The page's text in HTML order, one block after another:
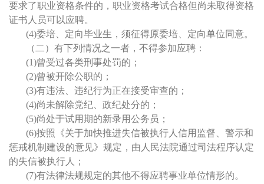
要求了职业资格条件的，职业资格考试合格但尚未取得资格
证书人员可以应聘。
(4)委培、定向毕业生，须征得原委培、定向单位同意。
（二）有下列情况之一者，不得参加应聘：
(1)曾受过各类刑事处罚的；
(2)曾被开除公职的；
(3)有违法、违纪行为正在接受审查的；
(4)尚未解除党纪、政纪处分的；
(5)尚处于试用期的新录用公务员；
(6)按照《关于加快推进失信被执行人信用监督、警示和
惩戒机制建设的意见》规定，由人民法院通过司法程序认定
的失信被执行人；
(7)有法律法规规定的其他不得应聘事业单位情形的。